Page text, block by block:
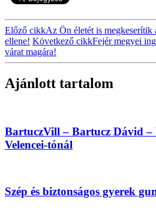
Előző cikkAz Ön életét is megkeserítik
ellene! Következő cikkFejér megyei
várat magára!
Ajánlott tartalom
BartuczVill – Bartucz Dávid –
Velencei-tónál
Szép és biztonságos gyerek